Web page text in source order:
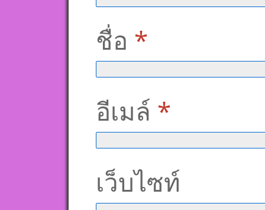
ชื่อ *
อีเมล์ *
เว็บไซท์